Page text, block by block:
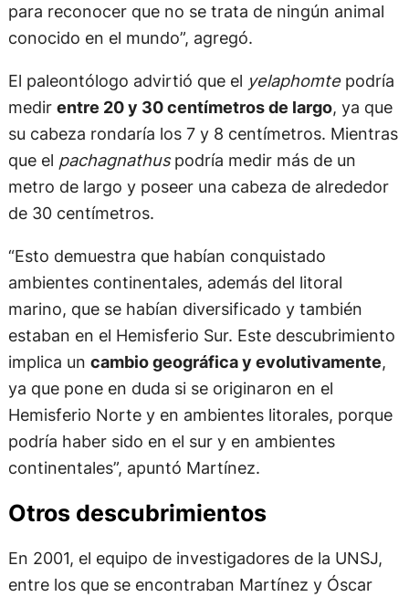
para reconocer que no se trata de ningún animal
conocido en el mundo”, agregó.
El paleontólogo advirtió que el yelaphomtepodría
medir entre 20 y 30 centímetros de largo, ya que
su cabeza rondaría los 7 y 8 centímetros. Mientras
que el pachagnathuspodría medir más de un
metro de largo y poseer una cabeza de alrededor
de 30 centímetros.
“Esto demuestra que habían conquistado
ambientes continentales, además del litoral
marino, que se habían diversificado y también
estaban en el Hemisferio Sur. Este descubrimiento
implica un cambio geográfica y evolutivamente,
ya que pone en duda si se originaron en el
Hemisferio Norte y en ambientes litorales, porque
podría haber sido en el sur y en ambientes
continentales”, apuntó Martínez.
Otros descubrimientos
En 2001, el equipo de investigadores de la UNSJ,
entre los que se encontraban Martínez y Óscar